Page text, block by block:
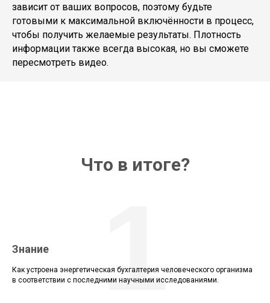
зависит от ваших вопросов, поэтому будьте
готовыми к максимальной включённости в процесс,
чтобы получить желаемые результаты. Плотность
информации также всегда высокая, но вы сможете
пересмотреть видео.
Что в итоге?
Знание
Как устроена энергетическая бухгалтерия человеческого организма
в соответствии с последними научными исследованиями.
1